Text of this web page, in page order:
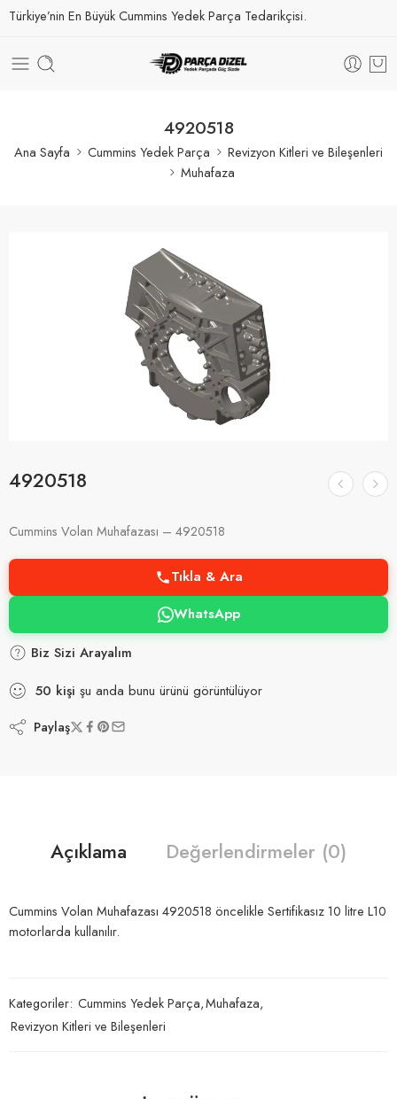
Türkiye’nin En Büyük Cummins Yedek Parça Tedarikçisi.
4920518
Ana Sayfa Cummins Yedek Parça
Revizyon Kitleri ve Bileşenleri
Muhafaza
4920518
Cummins Volan Muhafazası – 4920518
Tıkla & Ara
WhatsApp
Biz Sizi Arayalım
50 kişi şu anda bunu ürünü görüntülüyor
Paylaş
Açıklama Değerlendirmeler (0)
Cummins Volan Muhafazası 4920518 öncelikle Sertifikasız 10 litre L10
motorlarda kullanılır.
Kategoriler: Cummins Yedek Parça,Muhafaza,
Revizyon Kitleri ve Bileşenleri